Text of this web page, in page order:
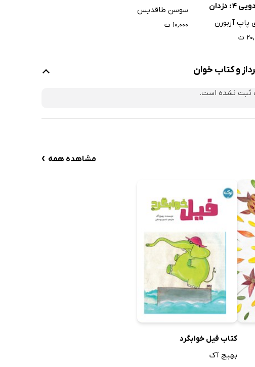
جادویی 4: دزدان
در بعد از ظهر
پاپ آزبورن
ت
سوسن طاقدیس
۱۰,۰۰۰ ت
و کتاب خوان
ثبت نشده است.
مشاهده همه ›
کتاب فیل خوابگرد
بهیچ آک